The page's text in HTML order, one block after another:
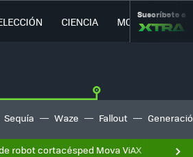
CIENCIA MOVILIDAD
Suscríbete a
Sequía Waze Fallout
robot cortacésped Mova ViAX